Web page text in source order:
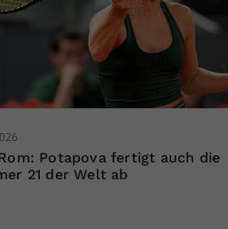
Potapova fertigt auch die
21 der Welt ab